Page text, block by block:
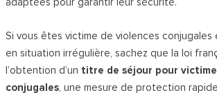
Si vous êtes victime de violences
en situation irrégulière, sachez que la loi
l’obtention d’un titre de séjour pour
conjugales, une mesure de protection